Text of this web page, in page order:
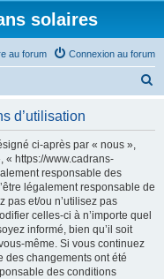
solaires
Connexion au forum
au forum
d’utilisation
ci-après par « nous »,
« https://www.cadrans-
responsable des
légalement responsable de
pas et/ou n’utilisez pas
celles-ci à n’importe quel
informé, bien qu’il soit
même. Si vous continuez
des changements ont été
des conditions